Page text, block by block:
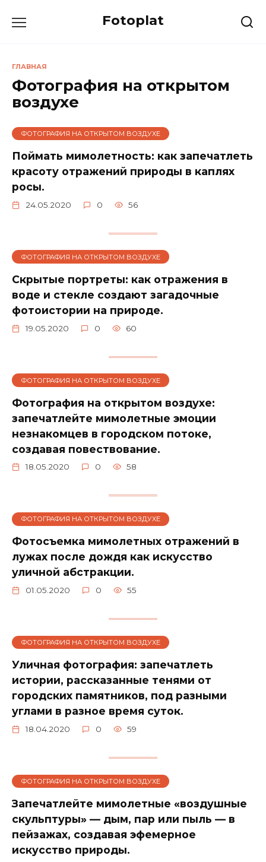
Fotoplat
ГЛАВНАЯ
Фотография на открытом
воздухе
ФОТОГРАФИЯ НА ОТКРЫТОМ ВОЗДУХЕ
Поймать мимолетность: как запечатлеть
красоту отражений природы в каплях
росы.
24.05.2020 0 56
ФОТОГРАФИЯ НА ОТКРЫТОМ ВОЗДУХЕ
Скрытые портреты: как отражения в
воде и стекле создают загадочные
фотоистории на природе.
19.05.2020 0 60
ФОТОГРАФИЯ НА ОТКРЫТОМ ВОЗДУХЕ
Фотография на открытом воздухе:
запечатлейте мимолетные эмоции
незнакомцев в городском потоке,
создавая повествование.
18.05.2020 0 58
ФОТОГРАФИЯ НА ОТКРЫТОМ ВОЗДУХЕ
Фотосъемка мимолетных отражений в
лужах после дождя как искусство
уличной абстракции.
01.05.2020 0 55
ФОТОГРАФИЯ НА ОТКРЫТОМ ВОЗДУХЕ
Уличная фотография: запечатлеть
истории, рассказанные тенями от
городских памятников, под разными
углами в разное время суток.
18.04.2020 0 59
ФОТОГРАФИЯ НА ОТКРЫТОМ ВОЗДУХЕ
Запечатлейте мимолетные «воздушные
скульптуры» — дым, пар или пыль — в
пейзажах, создавая эфемерное
искусство природы.